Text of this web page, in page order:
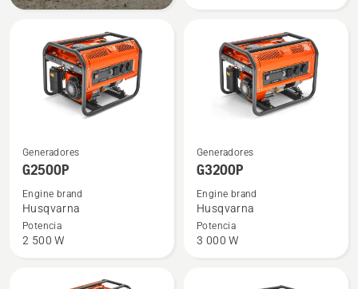
Ver
más
sobre
G2500P
Generadores
G2500P
Engine brand
Husqvarna
Potencia
2 500 W
Ver
más
sobre
G3200P
Generadores
G3200P
Engine brand
Husqvarna
Potencia
3 000 W